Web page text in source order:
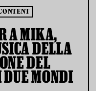
A MIKA,
DELLA
DEL
MONDI